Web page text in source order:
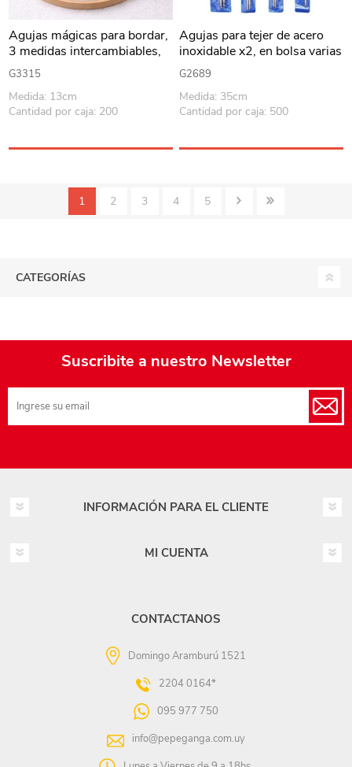
Agujas mágicas para bordar,
3 medidas intercambiables,
en blister
G3315
Medida: 13cm
Cantidad por caja: 200
Agujas para tejer de acero
inoxidable x2, en bolsa varias
medidas
G2689
Medida: 35cm
Cantidad por caja: 500
1 2 3 4 5
CATEGORÍAS
Suscribite a nuestro Newsletter
INFORMACIÓN PARA EL CLIENTE
MI CUENTA
CONTACTANOS
Domingo Aramburú 1521
2204 0164*
095 977 750
info@pepeganga.com.uy